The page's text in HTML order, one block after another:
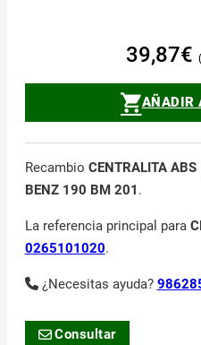
39,87€
AÑADIR
Recambio CENTRALITA ABS
BENZ 190 BM 201 .
La referencia principal para
0265101020.
¿Necesitas ayuda?
Consultar